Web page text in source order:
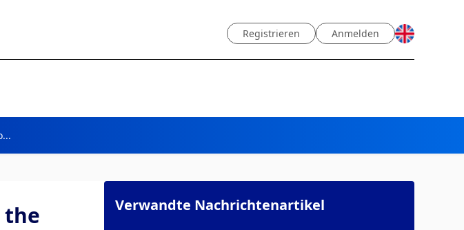
Registrieren Anmelden
the
Verwandte Nachrichtenartikel